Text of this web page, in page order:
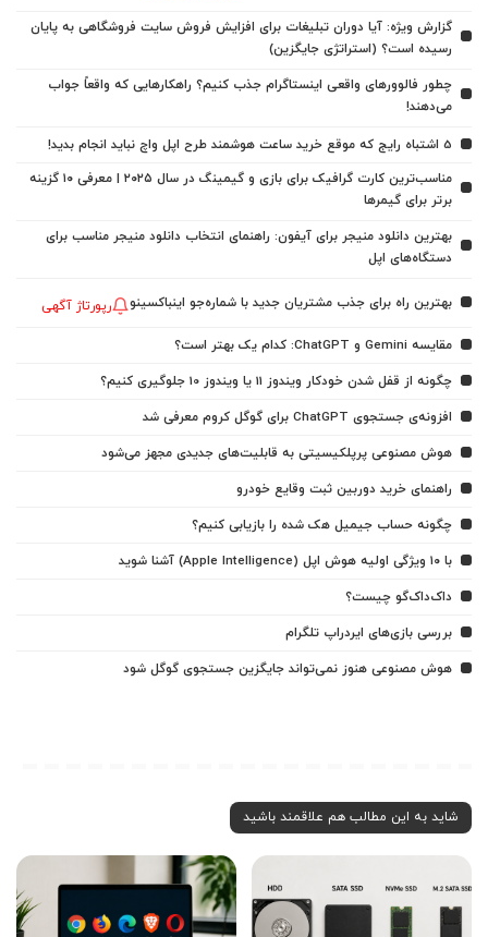
گزارش ویژه: آیا دوران تبلیغات برای افزایش فروش سایت فروشگاهی به پایان
رسیده است؟ (استراتژی جایگزین)
چطور فالوورهای واقعی اینستاگرام جذب کنیم؟ راهکارهایی که واقعاً جواب
می‌دهند!
5 اشتباه رایج که موقع خرید ساعت هوشمند طرح اپل واچ نباید انجام بدید!
مناسب‌ترین کارت گرافیک برای بازی و گیمینگ در سال ۲۰۲۵ | معرفی ۱۰ گزینه
برتر برای گیمرها
بهترین دانلود منیجر برای آیفون: راهنمای انتخاب دانلود منیجر مناسب برای
دستگاه‌های اپل
بهترین راه برای جذب مشتریان جدید با شماره‌جو اینباکسینو رپورتاژ آگهی
مقایسه Gemini و ChatGPT: کدام یک بهتر است؟
چگونه از قفل شدن خودکار ویندوز 11 یا ویندوز 10 جلوگیری کنیم؟
افزونه‌ی جستجوی ChatGPT برای گوگل کروم معرفی شد
هوش مصنوعی پرپلکیسیتی به قابلیت‌های جدیدی مجهز می‌شود
راهنمای خرید دوربین ثبت وقایع خودرو
چگونه حساب جیمیل هک شده را بازیابی کنیم؟
با ۱۰ ویژگی اولیه هوش اپل (Apple Intelligence) آشنا شوید
داک‌داک‌گو چیست؟
بررسی بازی‌های ایردراپ تلگرام
هوش مصنوعی هنوز نمی‌تواند جایگزین جستجوی گوگل شود
شاید به این مطالب هم علاقمند باشید